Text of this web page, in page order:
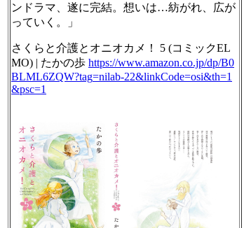
ンドラマ、遂に完結。想いは…紡がれ、広が
っていく。」
さくらと介護とオニオカメ！ 5 (コミックEL
MO) | たかの歩 https://www.amazon.co.jp/dp/B0
BLML6ZQW?tag=nilab-22&linkCode=osi&th=1
&psc=1